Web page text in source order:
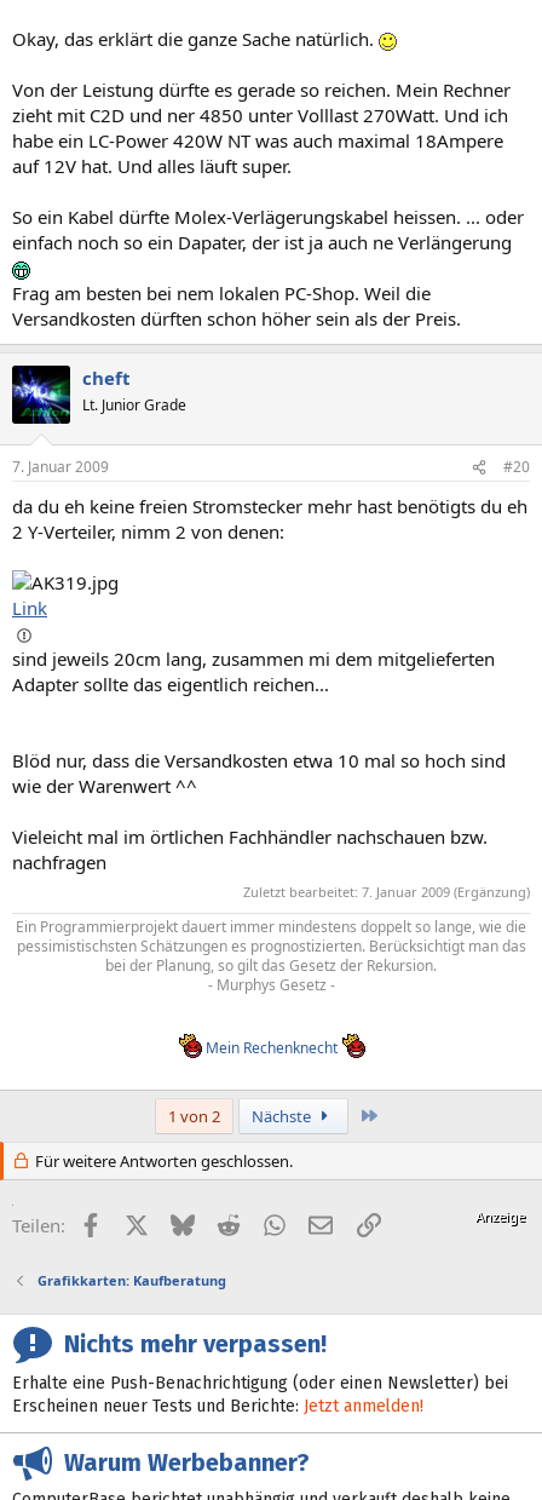
Okay, das erklärt die ganze Sache natürlich.
Von der Leistung dürfte es gerade so reichen. Mein Rechner
zieht mit C2D und ner 4850 unter Volllast 270Watt. Und ich
habe ein LC-Power 420W NT was auch maximal 18Ampere
auf 12V hat. Und alles läuft super.
So ein Kabel dürfte Molex-Verlägerungskabel heissen. ... oder
einfach noch so ein Dapater, der ist ja auch ne Verlängerung
Frag am besten bei nem lokalen PC-Shop. Weil die
Versandkosten dürften schon höher sein als der Preis.
cheft
Lt. Junior Grade
7. Januar 2009 #20
da du eh keine freien Stromstecker mehr hast benötigts du eh
2 Y-Verteiler, nimm 2 von denen:
Link
sind jeweils 20cm lang, zusammen mi dem mitgelieferten
Adapter sollte das eigentlich reichen...
Blöd nur, dass die Versandkosten etwa 10 mal so hoch sind
wie der Warenwert ^^
Vieleicht mal im örtlichen Fachhändler nachschauen bzw.
nachfragen
Zuletzt bearbeitet: 7. Januar 2009 (Ergänzung)
Ein Programmierprojekt dauert immer mindestens doppelt so lange, wie die
pessimistischsten Schätzungen es prognostizierten. Berücksichtigt man das
bei der Planung, so gilt das Gesetz der Rekursion.
- Murphys Gesetz -
Mein Rechenknecht
1 von 2 Nächste
Für weitere Antworten geschlossen.
Teilen: FacebookX (Twitter)
BlueskyRedditWhatsApp
E-MailLink
Grafikkarten: Kaufberatung
Nichts mehr verpassen!
Erhalte eine Push-Benachrichtigung (oder einen Newsletter) bei
Erscheinen neuer Tests und Berichte: Jetzt anmelden!
Warum Werbebanner?